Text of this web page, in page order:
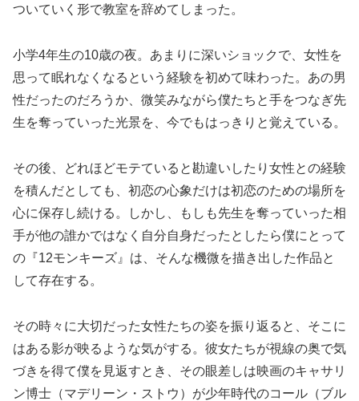
ついていく形で教室を辞めてしまった。
小学4年生の10歳の夜。あまりに深いショックで、女性を
思って眠れなくなるという経験を初めて味わった。あの男
性だったのだろうか、微笑みながら僕たちと手をつなぎ先
生を奪っていった光景を、今でもはっきりと覚えている。
その後、どれほどモテていると勘違いしたり女性との経験
を積んだとしても、初恋の心象だけは初恋のための場所を
心に保存し続ける。しかし、もしも先生を奪っていった相
手が他の誰かではなく自分自身だったとしたら僕にとって
の『12モンキーズ』は、そんな機微を描き出した作品と
して存在する。
その時々に大切だった女性たちの姿を振り返ると、そこに
はある影が映るような気がする。彼女たちが視線の奥で気
づきを得て僕を見返すとき、その眼差しは映画のキャサリ
ン博士（マデリーン・ストウ）が少年時代のコール（ブル